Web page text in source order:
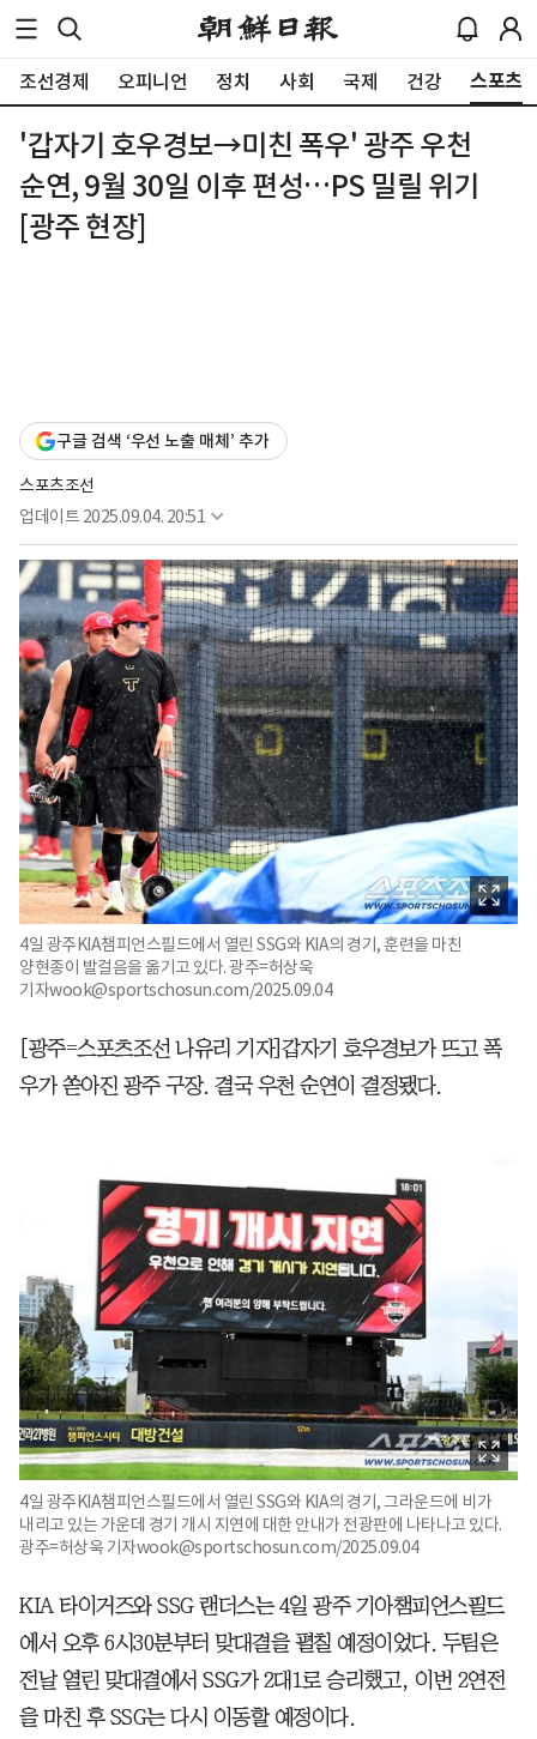
조선경제 오피니언 정치 사회 국제 건강 스포츠
'갑자기 호우경보→미친 폭우' 광주 우천
순연, 9월 30일 이후 편성…PS 밀릴 위기
[광주 현장]
구글 검색 ‘우선 노출 매체’ 추가
스포츠조선
업데이트 2025.09.04. 20:51
4일 광주KIA챔피언스필드에서 열린 SSG와 KIA의 경기, 훈련을 마친
양현종이 발걸음을 옮기고 있다. 광주=허상욱
기자wook@sportschosun.com/2025.09.04
[광주=스포츠조선 나유리 기자]갑자기 호우경보가 뜨고 폭
우가 쏟아진 광주 구장. 결국 우천 순연이 결정됐다.
4일 광주KIA챔피언스필드에서 열린 SSG와 KIA의 경기, 그라운드에 비가
내리고 있는 가운데 경기 개시 지연에 대한 안내가 전광판에 나타나고 있다.
광주=허상욱 기자wook@sportschosun.com/2025.09.04
KIA 타이거즈와 SSG 랜더스는 4일 광주 기아챔피언스필드
에서 오후 6시30분부터 맞대결을 펼칠 예정이었다. 두팀은
전날 열린 맞대결에서 SSG가 2대1로 승리했고, 이번 2연전
을 마친 후 SSG는 다시 이동할 예정이다.